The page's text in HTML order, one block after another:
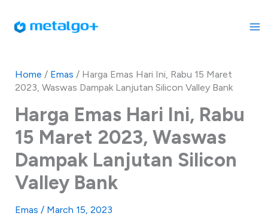
Home / Emas / Harga Emas Hari Ini, Rabu 15 Maret
2023, Waswas Dampak Lanjutan Silicon Valley Bank
Harga Emas Hari Ini, Rabu
15 Maret 2023, Waswas
Dampak Lanjutan Silicon
Valley Bank
Emas / March 15, 2023